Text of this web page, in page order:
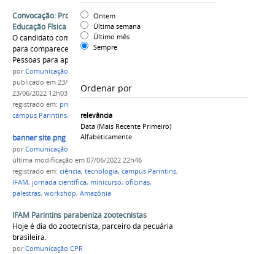
Ontem
Última semana
Último mês
Sempre
Ordenar por
relevância
Data (mais Recente Primeiro)
Alfabeticamente
Convocação: Professor Substituto na área de
Educação Física - 2º lugar
O candidato convocado tem o prazo de 48 horas
para comparecer à Coordenação de Gestão de
Pessoas para apresentação de documentos.
porComunicação CPR
publicado em 23/06/2022
23/06/2022 12h03
registrado em: professor substituto
campus Parintins, IFAM,convocação
banner site.png
porComunicação CPR
última modificação em 07/06/2022 22h46
registrado em: ciência, tecnologia, campus Parintins,
IFAM, jornada científica, minicurso, oficinas,
palestras, workshop, Amazônia
IFAM Parintins parabeniza zootecnistas
Hoje é dia do zootecnista, parceiro da pecuária
brasileira.
porComunicação CPR